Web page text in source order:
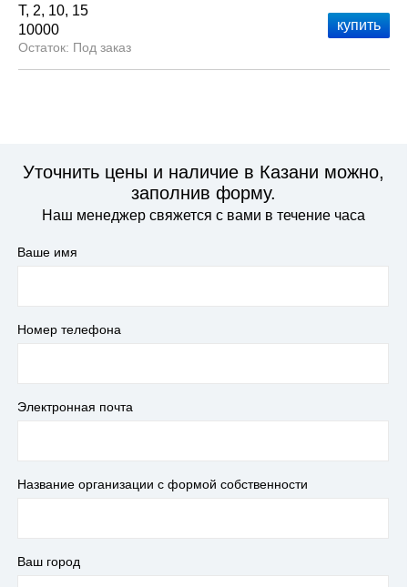
Т 2 10 15
10000
Под заказ
Уточнить цены и наличие в Казани можно,
заполнив форму.
Наш менеджер свяжется с вами в течение часа
Ваше имя
Номер телефона
Электронная почта
Название организации с формой собственности
Ваш город